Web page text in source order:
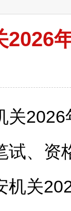
2026
关
试、资
机关